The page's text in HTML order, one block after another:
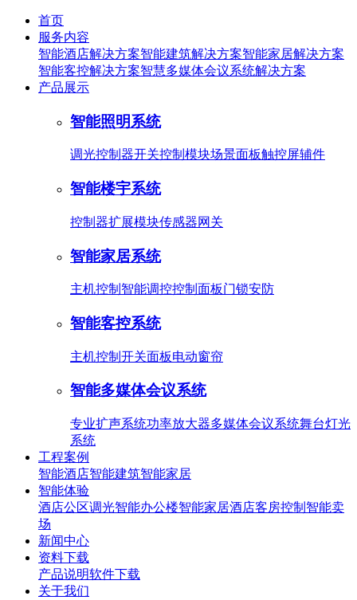
首页
服务内容
智能酒店解决方案智能建筑解决方案智能家居解决方案
智能客控解决方案智慧多媒体会议系统解决方案
产品展示
智能照明系统
调光控制器开关控制模块场景面板触控屏辅件
智能楼宇系统
控制器扩展模块传感器网关
智能家居系统
主机控制 智能调控控制面板门锁安防
智能客控系统
主机控制 开关面板电动窗帘
智能多媒体会议系统
专业扩声系统功率放大器多媒体会议系统舞台灯光
系统
工程案例
智能酒店智能建筑智能家居
智能体验
酒店公区调光智能办公楼智能家居酒店客房控制 智能卖
场
新闻中心
资料下载
产品说明软件下载
关于我们